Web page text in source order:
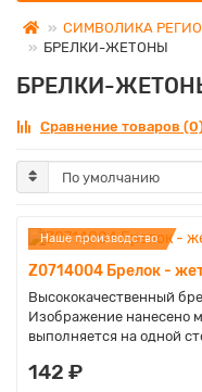
СИМВОЛИКА
БРЕЛКИ-ЖЕТОНЫ
БРЕЛКИ-
Сравнение товаров (0)
Наше производство
Z0714004 Брелок -
Высококачественный
Изображение нанесено
выполняется на одной
142 ₽